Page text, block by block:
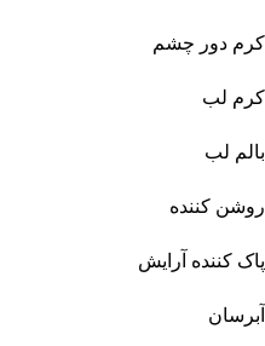
کرم دور چشم
کرم لب
بالم لب
روشن کننده
پاک کننده آرایش
آبرسان